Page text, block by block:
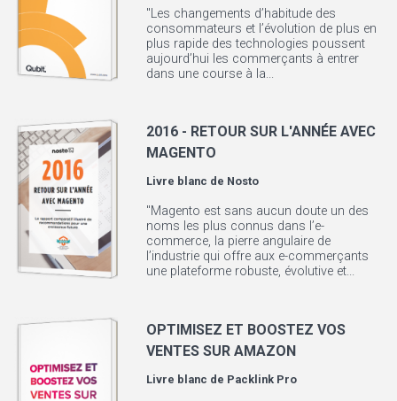
"Les changements d’habitude des
consommateurs et l’évolution de plus en
plus rapide des technologies poussent
aujourd’hui les commerçants à entrer
dans une course à la...
2016 - RETOUR SUR L'ANNÉE AVEC
MAGENTO
Livre blanc de Nosto
"Magento est sans aucun doute un des
noms les plus connus dans l’e-
commerce, la pierre angulaire de
l’industrie qui offre aux e-commerçants
une plateforme robuste, évolutive et...
OPTIMISEZ ET BOOSTEZ VOS
VENTES SUR AMAZON
Livre blanc de Packlink Pro